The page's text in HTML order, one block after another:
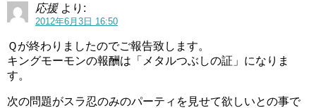
応援 より:
2012年6月3日 16:50
Ｑが終わりましたのでご報告致します。
キングモーモンの報酬は「メタルつぶしの証」になりま
す。
次の問題がスラ忍のみのパーティを見せて欲しいとの事で